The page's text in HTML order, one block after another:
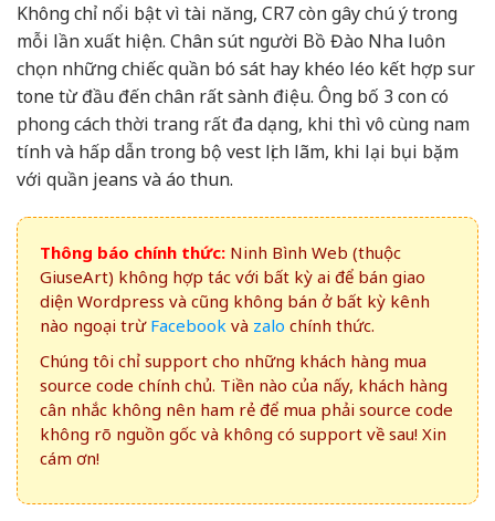
Không chỉ nổi bật vì tài năng, CR7 còn gây chú ý trong
mỗi lần xuất hiện. Chân sút người Bồ Đào Nha luôn
chọn những chiếc quần bó sát hay khéo léo kết hợp sur
tone từ đầu đến chân rất sành điệu. Ông bố 3 con có
phong cách thời trang rất đa dạng, khi thì vô cùng nam
tính và hấp dẫn trong bộ vest lịch lãm, khi lại bụi bặm
với quần jeans và áo thun.
Thông báo chính thức: Ninh Bình Web (thuộc
GiuseArt) không hợp tác với bất kỳ ai để bán giao
diện Wordpress và cũng không bán ở bất kỳ kênh
nào ngoại trừ Facebook và zalo chính thức.
Chúng tôi chỉ support cho những khách hàng mua
source code chính chủ. Tiền nào của nấy, khách hàng
cân nhắc không nên ham rẻ để mua phải source code
không rõ nguồn gốc và không có support về sau! Xin
cám ơn!